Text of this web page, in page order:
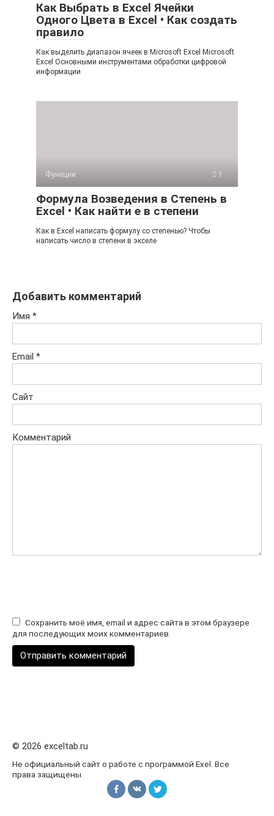
Как Выбрать в Excel Ячейки
Одного Цвета в Excel • Как создать
правило
Как выделить диапазон ячеек в Microsoft Excel Microsoft
Excel Основными инструментами обработки цифровой
информации
Функции 1
Формула Возведения в Степень в
Excel • Как найти е в степени
Как в Excel написать формулу со степенью? Чтобы
написать число в степени в экселе
Добавить комментарий
Имя *
Email *
Сайт
Комментарий
Сохранить моё имя, email и адрес сайта в этом браузере
для последующих моих комментариев.
© 2026 exceltab.ru
Не официальный сайт о работе с программой Exel. Все
права защищены.